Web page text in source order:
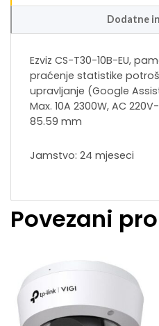
Dodatne
Ezviz CS-T30-10B-EU,
praćenje statistike
upravljanje (Google
Max. 10A 2300W, AC
85.59 mm
Jamstvo: 24 mjeseci
Povezani